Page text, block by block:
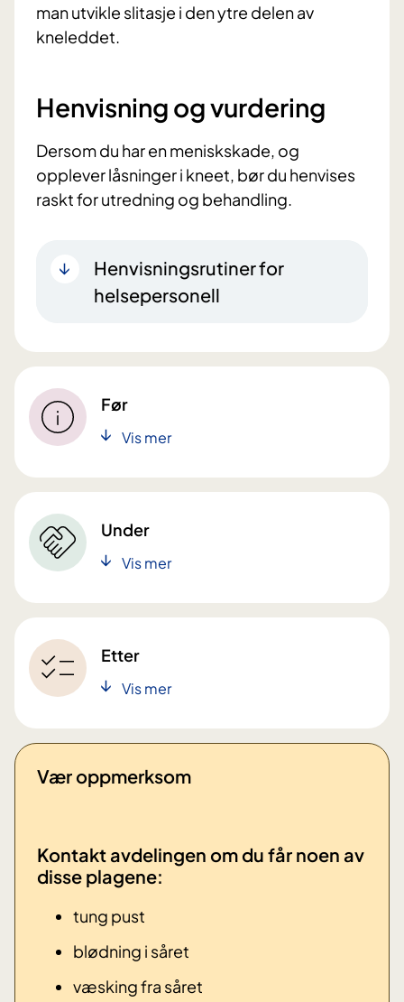
man utvikle slitasje i den ytre delen av
kneleddet.
Henvisning og vurdering
Dersom du har en meniskskade, og
opplever låsninger i kneet, bør du henvises
raskt for utredning og behandling.
Henvisningsrutiner for
helsepersonell
Før
Vis mer
Under
Vis mer
Etter
Vis mer
Vær oppmerksom
Kontakt avdelingen om du får noen av
disse plagene: ​
tung pust
blødning i såret
væsking fra såret